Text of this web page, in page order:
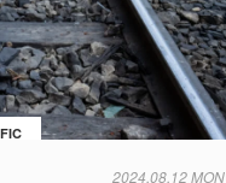
2024.08.12 MON